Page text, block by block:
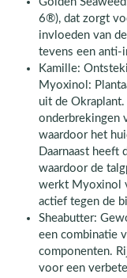
6®), dat zorgt
invloeden van
tevens een anti-
Kamille:
Myoxinol:
uit de
onderbrekingen
waardoor het
Daarnaast heeft
waardoor de
werkt Myoxinol
actief tegen de
Sheabutter:
een combinatie
componenten.
voor een